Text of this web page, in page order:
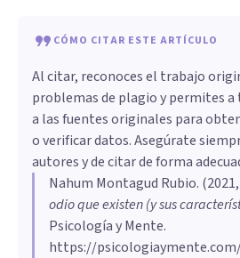
CÓMO CITAR ESTE ARTÍCULO
Al citar, reconoces el trabajo
problemas de plagio y permites a
a las fuentes originales para
o verificar datos. Asegúrate
autores y de citar de forma
Nahum Montagud Rubio. (
odio que existen (y sus
Psicología y Mente.
https://